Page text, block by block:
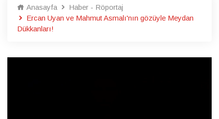
Anasayfa
Haber - Röportaj
Ercan Uyan ve Mahmut Asmalı'nın gözüyle Meydan
Dükkanları!